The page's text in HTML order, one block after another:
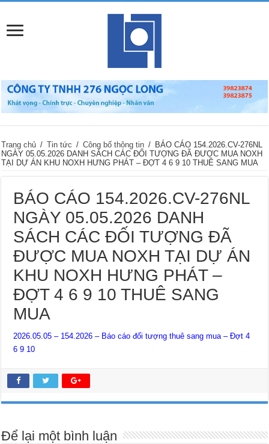
Trang chủ / Tin tức / Công bố thông tin / BÁO CÁO 154.2026.CV-276NL
NGÀY 05.05.2026 DANH SÁCH CÁC ĐỐI TƯỢNG ĐÃ ĐƯỢC MUA NOXH
TẠI DỰ ÁN KHU NOXH HƯNG PHÁT – ĐỢT 4 6 9 10 THUÊ SANG MUA
BÁO CÁO 154.2026.CV-276NL
NGÀY 05.05.2026 DANH
SÁCH CÁC ĐỐI TƯỢNG ĐÃ
ĐƯỢC MUA NOXH TẠI DỰ ÁN
KHU NOXH HƯNG PHÁT –
ĐỢT 4 6 9 10 THUÊ SANG
MUA
2026.05.05 – 154.2026 – Báo cáo đối tượng thuê sang mua – Đợt 4
6 9 10
Để lại một bình luận